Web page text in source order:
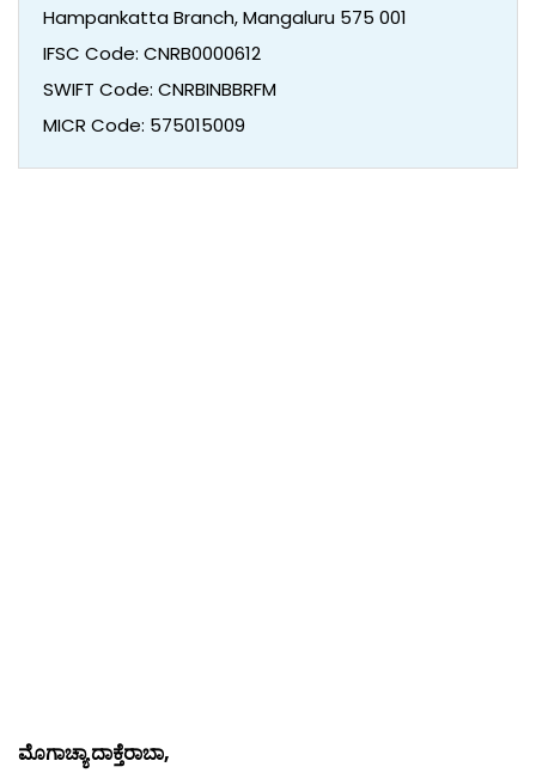
Hampankatta Branch, Mangaluru 575 001
IFSC Code: CNRB0000612
SWIFT Code: CNRBINBBRFM
MICR Code: 575015009
ಮೊಗಾಚ್ಯಾ ದಾಕ್ತೆರಾಬಾ,